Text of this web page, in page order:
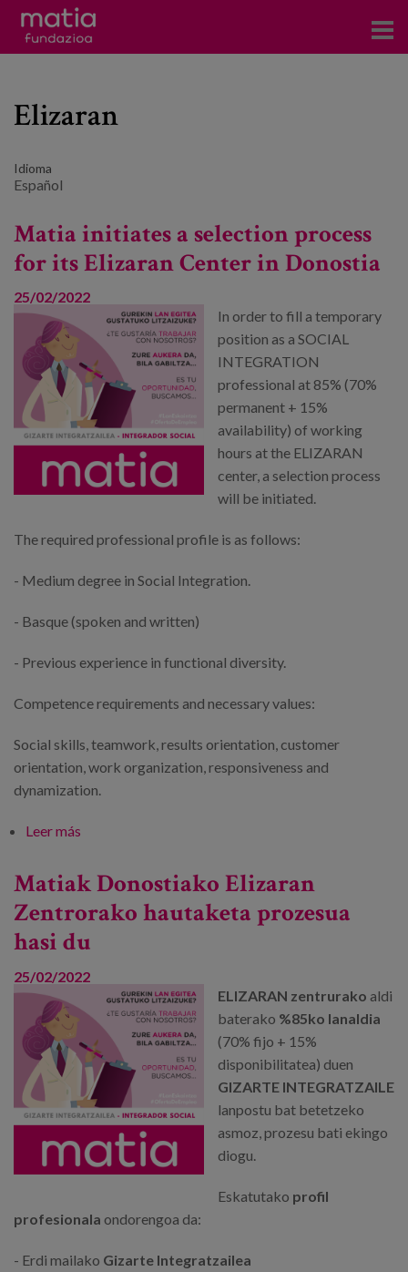
Servicios
Contacto
Noticias
Blog
Prensa
Trabaja con nosotros
Canal de denuncias
Elizaran
Idioma
Español
Matia initiates a selection process
for its Elizaran Center in Donostia
25/02/2022
In order to fill a temporary
position as a SOCIAL
INTEGRATION
professional at 85% (70%
permanent + 15%
availability) of working
hours at the ELIZARAN
center, a selection process
will be initiated.
The required professional profile is as follows:
- Medium degree in Social Integration.
- Basque (spoken and written)
- Previous experience in functional diversity.
Competence requirements and necessary values:
Social skills, teamwork, results orientation, customer
orientation, work organization, responsiveness and
dynamization.
Leer más
Matiak Donostiako Elizaran
Zentrorako hautaketa prozesua
hasi du
25/02/2022
ELIZARAN zentrurako aldi
baterako %85ko lanaldia
(70% fijo + 15%
disponibilitatea) duen
GIZARTE INTEGRATZAILE
lanpostu bat betetzeko
asmoz, prozesu bati ekingo
diogu.
Eskatutako profil
profesionala ondorengoa da:
- Erdi mailako Gizarte Integratzailea